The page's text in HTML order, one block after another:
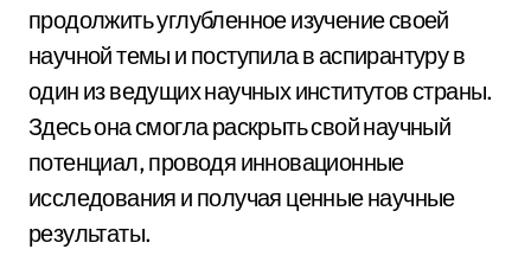
продолжить углубленное изучение своей
научной темы и поступила в аспирантуру в
один из ведущих научных институтов страны.
Здесь она смогла раскрыть свой научный
потенциал, проводя инновационные
исследования и получая ценные научные
результаты.